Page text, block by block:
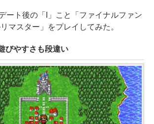
ート後の「I」こと「ファイナルファン
マスター」をプレイしてみた。
びやすさも段違い